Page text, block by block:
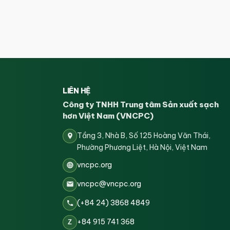
LIÊN HỆ
Công ty TNHH Trung tâm Sản xuất sạch
hơn Việt Nam (VNCPC)
Tầng 3, Nhà B, Số 125 Hoàng Văn Thái,
Phường Phương Liệt, Hà Nội, Việt Nam
vncpc.org
vncpc@vncpc.org
(+84 24) 3868 4849
Z +84 915 741 368